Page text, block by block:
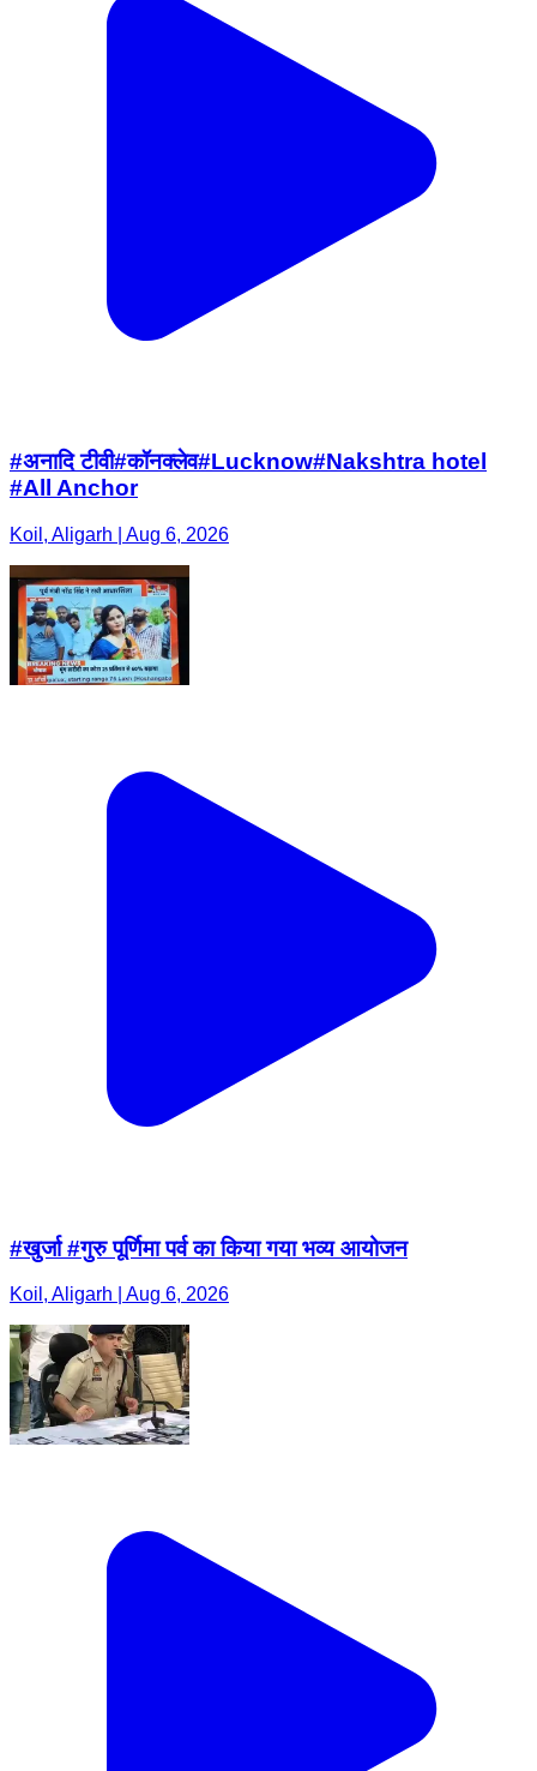
#अनादि टीवी#कॉनक्लेव#Lucknow#Nakshtra hotel
#All Anchor
Koil, Aligarh | Aug 6, 2026
#खुर्जा #गुरु पूर्णिमा पर्व का किया गया भव्य आयोजन
Koil, Aligarh | Aug 6, 2026